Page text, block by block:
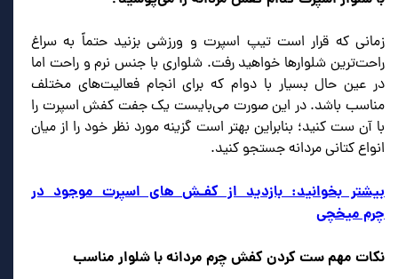
زمانی که قرار است تیپ اسپرت و ورزشی بزنید حتماً به سراغ
راحت‌ترین شلوارها خواهید رفت. شلواری با جنس نرم و راحت اما
در عین حال بسیار با دوام که برای انجام فعالیت‌های مختلف
مناسب باشد. در این صورت می‌بایست یک جفت کفش اسپرت را
با آن ست کنید؛ بنابراین بهتر است گزینه مورد نظر خود را از میان
انواع کتانی مردانه جستجو کنید.
بیشتر بخوانید: بازدید از کفـش های اسپرت موجود در
چرم میخچی
نکات مهم ست کردن کفش چرم مردانه با شلوار مناسب